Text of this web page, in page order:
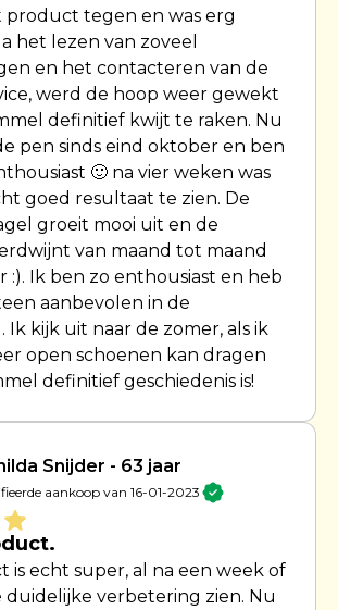
product tegen en was erg
het lezen van zoveel
en het contacteren van de
werd de hoop weer gewekt
definitief kwijt te raken. Nu
pen sinds eind oktober en ben
🙂 na vier weken was
goed resultaat te zien. De
groeit mooi uit en de
van maand tot maand
:). Ik ben zo enthousiast en heb
aanbevolen in de
Ik kijk uit naar de zomer, als ik
open schoenen kan dragen
definitief geschiedenis is!
Snijder - 63 jaar
aankoop van 16-01-2023
is echt super, al na een week of
duidelijke verbetering zien. Nu